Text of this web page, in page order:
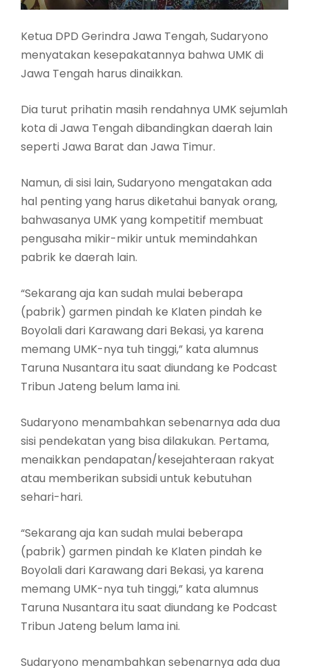
Ketua DPD Gerindra Jawa Tengah, Sudaryono
menyatakan kesepakatannya bahwa UMK di
Jawa Tengah harus dinaikkan.
Dia turut prihatin masih rendahnya UMK sejumlah
kota di Jawa Tengah dibandingkan daerah lain
seperti Jawa Barat dan Jawa Timur.
Namun, di sisi lain, Sudaryono mengatakan ada
hal penting yang harus diketahui banyak orang,
bahwasanya UMK yang kompetitif membuat
pengusaha mikir-mikir untuk memindahkan
pabrik ke daerah lain.
“Sekarang aja kan sudah mulai beberapa
(pabrik) garmen pindah ke Klaten pindah ke
Boyolali dari Karawang dari Bekasi, ya karena
memang UMK-nya tuh tinggi,” kata alumnus
Taruna Nusantara itu saat diundang ke Podcast
Tribun Jateng belum lama ini.
Sudaryono menambahkan sebenarnya ada dua
sisi pendekatan yang bisa dilakukan. Pertama,
menaikkan pendapatan/kesejahteraan rakyat
atau memberikan subsidi untuk kebutuhan
sehari-hari.
“Sekarang aja kan sudah mulai beberapa
(pabrik) garmen pindah ke Klaten pindah ke
Boyolali dari Karawang dari Bekasi, ya karena
memang UMK-nya tuh tinggi,” kata alumnus
Taruna Nusantara itu saat diundang ke Podcast
Tribun Jateng belum lama ini.
Sudaryono menambahkan sebenarnya ada dua